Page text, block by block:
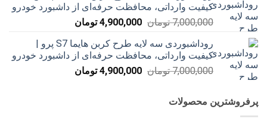
بود.
است.
کیفیت وارداتی، محافظت حرفه‌ای از داشبورد خودرو
7,000,000 تومان قیمت
7,000,000 تومان
بود.
4,900,000 تومانقیمت
است.
روداشبوردی سه‌ لایه طرح کربن هایما S7 پرو |
کیفیت وارداتی، محافظت حرفه‌ای از داشبورد خودرو
7,000,000 تومان قیمت
4,900,000 تومانقیمت
پرفروشترین محصولات